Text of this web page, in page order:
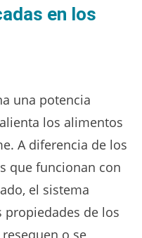
en los
una potencia
los alimentos
A diferencia de los
que funcionan con
el sistema
propiedades de los
o se